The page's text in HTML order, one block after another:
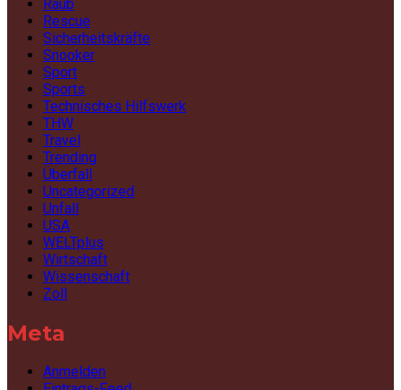
Raub
Rescue
Sicherheitskräfte
Snooker
Sport
Sports
Technisches Hilfswerk
THW
Travel
Trending
Überfall
Uncategorized
Unfall
USA
WELTplus
Wirtschaft
Wissenschaft
Zoll
Meta
Anmelden